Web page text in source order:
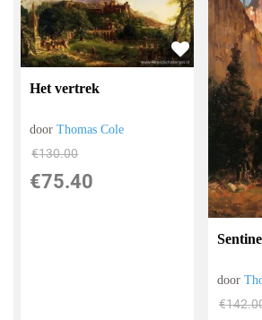
Het vertrek
doorThomas Cole
€130.00
€75.40
door
€